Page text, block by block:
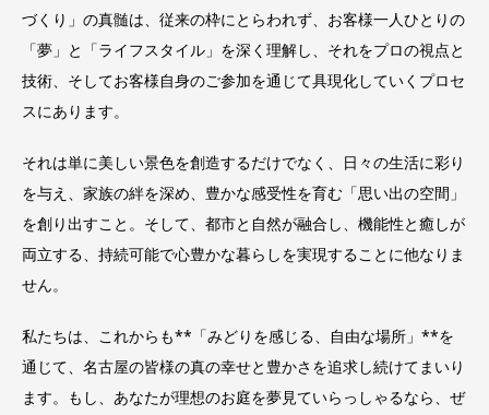
づくり」の真髄は、従来の枠にとらわれず、お客様一人ひとりの
「夢」と「ライフスタイル」を深く理解し、それをプロの視点と
技術、そしてお客様自身のご参加を通じて具現化していくプロセ
スにあります。
それは単に美しい景色を創造するだけでなく、日々の生活に彩り
を与え、家族の絆を深め、豊かな感受性を育む「思い出の空間」
を創り出すこと。そして、都市と自然が融合し、機能性と癒しが
両立する、持続可能で心豊かな暮らしを実現することに他なりま
せん。
私たちは、これからも**「みどりを感じる、自由な場所」**を
通じて、名古屋の皆様の真の幸せと豊かさを追求し続けてまいり
ます。もし、あなたが理想のお庭を夢見ていらっしゃるなら、ぜ